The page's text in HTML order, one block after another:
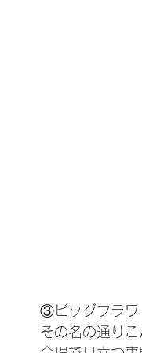
③ビッグフラワ
その名の通り